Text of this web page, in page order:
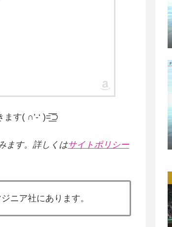
す( ∩’-‘ )=͟͟͞͞⊃
ます。詳しくはサイトポリシー
ニア社にあります。